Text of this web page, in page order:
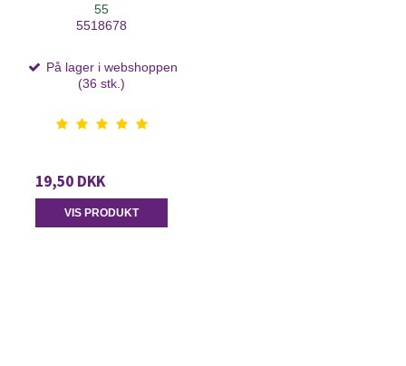
55
5518678
På lager i webshoppen
(36 stk.)
19,50 DKK
VIS PRODUKT